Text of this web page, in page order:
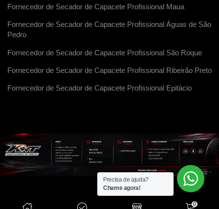
Fornecedor de Secador de Capacete Profissional Maua
Fornecedor de Secador de Capacete Profissional Águas de São
Pedro
Fornecedor de Secador de Capacete Profissional São Roque
Fornecedor de Secador de Capacete Profissional Ribeirão Preto
Fornecedor de Secador de Capacete Profissional Epitácio
0
Precisa de ajuda?
Chame agora!